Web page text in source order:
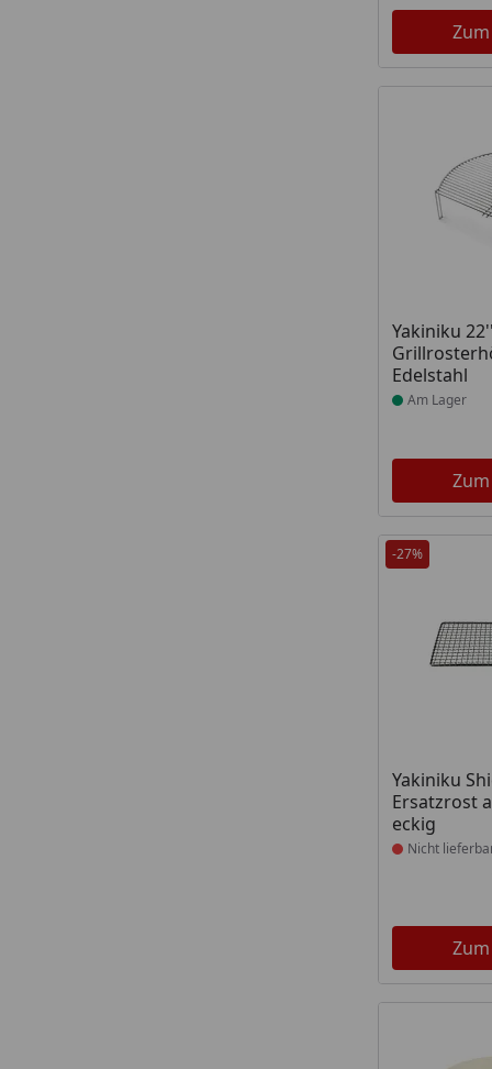
Yakiniku 22''
Edelstahl
Produkt am
Am Lager
-27%
Yakiniku
Ersatzrost
eckig
Produkt
Nicht